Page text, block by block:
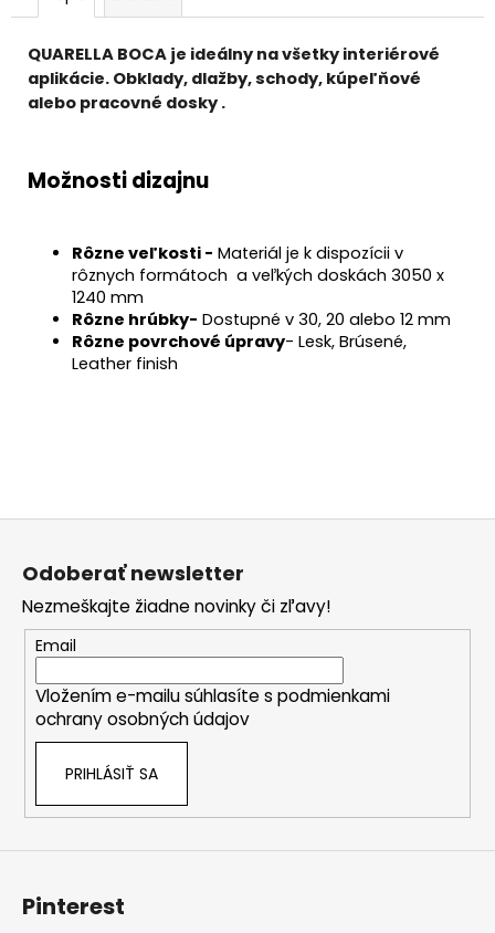
QUARELLA BOCA je ideálny na všetky interiérové
aplikácie. Obklady, dlažby, schody, kúpeľňové
alebo pracovné dosky .
Možnosti dizajnu
Rôzne veľkosti - Materiál je k dispozícii v
rôznych formátoch a veľkých doskách 3050 x
1240 mm
Rôzne hrúbky- Dostupné v 30, 20 alebo 12 mm
Rôzne povrchové úpravy- Lesk, Brúsené,
Leather finish
Z
Odoberať newsletter
Nezmeškajte žiadne novinky či zľavy!
Email
Vložením e-mailu súhlasíte s podmienkami
ochrany osobných údajov
PRIHLÁSIŤ SA
Pinterest